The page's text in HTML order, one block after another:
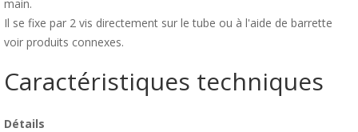
main.
Il se fixe par 2 vis directement sur le tube ou à l'aide de barrette
voir produits connexes.
Caractéristiques techniques
Détails